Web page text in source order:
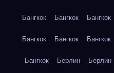
Бангкок Бангкок Бангкок
Бангкок Бангкок Бангкок
Бангкок Берлин Берлин